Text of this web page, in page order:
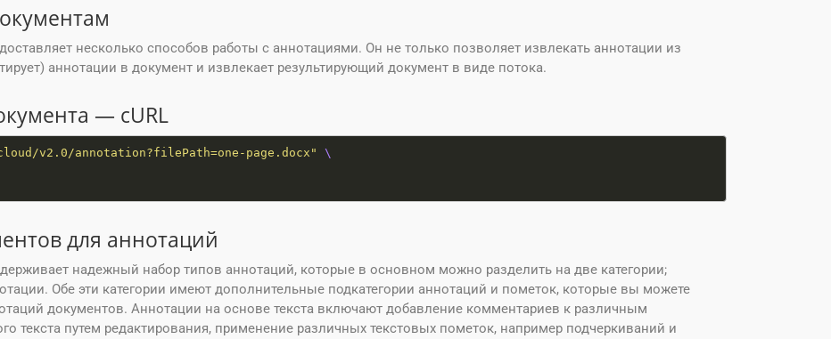
несколько способов работы с аннотациями. Он не только позволяет извлекать аннотации из
аннотации в документ и извлекает результирующий документ в виде потока.
— cURL
v2.0/annotation?filePath=one-page.docx"
для аннотаций
надежный набор типов аннотаций, которые в основном можно разделить на две категории;
Обе эти категории имеют дополнительные подкатегории аннотаций и пометок, которые вы можете
документов. Аннотации на основе текста включают добавление комментариев к различным
текста путем редактирования, применение различных текстовых пометок, например подчеркиваний и